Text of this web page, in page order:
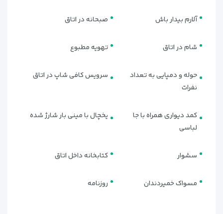
آلارم بیدار باش صبحانه در اتاق
شام در اتاق تهویه مطبوع
حوله و دمپایی به تعداد
نفرات
سرویس کافی شاپ در اتاق
کمد دیواری همراه با جا
لباسی
یخچال با مینی بار شارژ شده
سشوار کتابخانه داخل اتاق
مسواک خمیردندان روزنامه